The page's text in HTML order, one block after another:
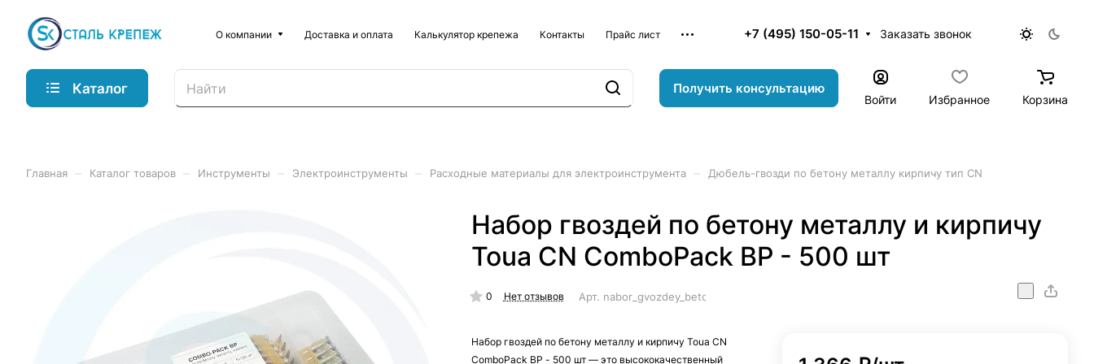
О компании Доставка и оплата Калькулятор крепежа Контакты Прайс лист +7 (495) 150-05-11 Заказать звонок
Каталог Получить консультацию
Войти Избранное Корзина
Главная Каталог товаров Инструменты Электроинструменты Расходные материалы для электроинструмента Дюбель-гвозди по бетону металлу кирпичу тип CN
Набор гвоздей по бетону металлу и кирпичу
Toua CN ComboPack BP - 500 шт
0 Нет отзывов Арт. nabor_gvozdey_beton_metall_kirpch_TOUA_CN_COMBOPACK_BP-500
Набор гвоздей по бетону металлу и кирпичу Toua CN
ComboPack BP - 500 шт — это высококачественный